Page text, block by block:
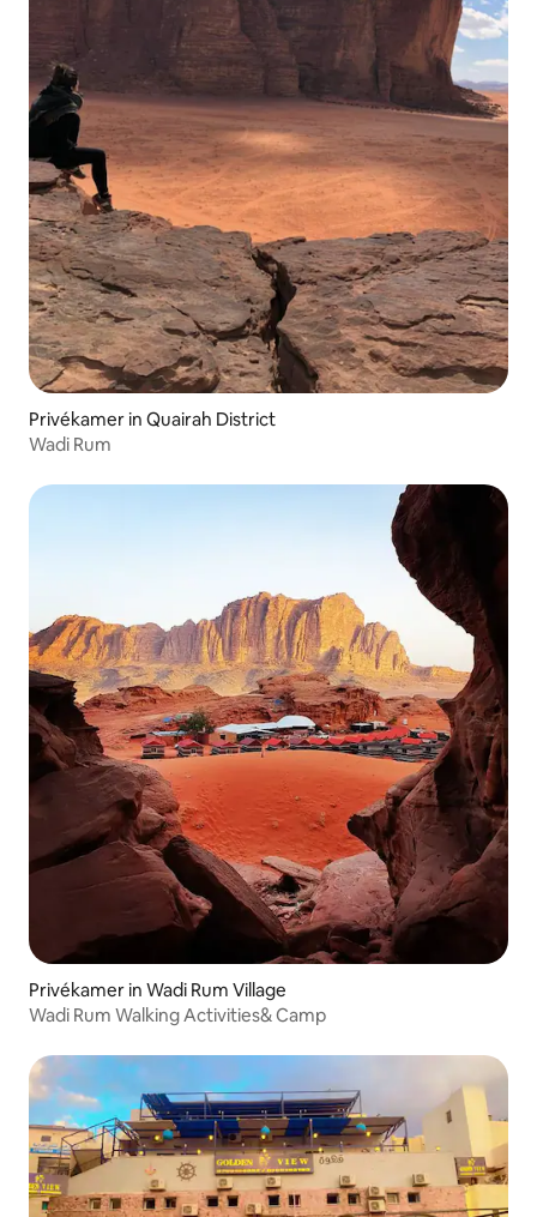
Privékamer in Quairah District
Wadi Rum
Privékamer in Wadi Rum Village
Wadi Rum Walking Activities& Camp